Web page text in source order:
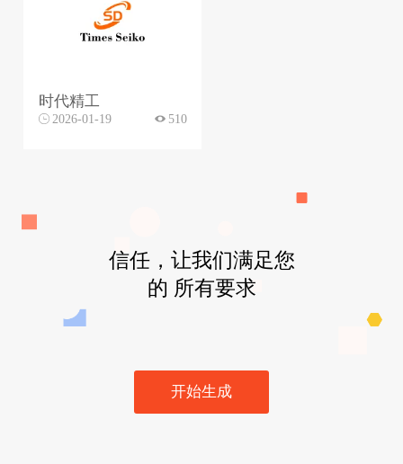
时代精工
2026-01-19 510
信任，让我们满足您
的 所有要求
开始生成